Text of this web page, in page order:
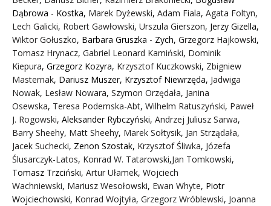
Dąbrowa - Kostka, Marek Dyżewski, Adam Fiala, Agata Foltyn,
Lech Galicki, Robert Gawłowski, Urszula Gierszon, Jerzy Gizella,
Wiktor Gołuszko, Barbara Gruszka - Zych, Grzegorz Hajkowski,
Tomasz Hrynacz, Gabriel Leonard Kamiński, Dominik
Kiepura, Grzegorz Kozyra, Krzysztof Kuczkowski, Zbigniew
Masternak, Dariusz Muszer, Krzysztof Niewrzęda, Jadwiga
Nowak, Lesław Nowara, Szymon Orzędała, Janina
Osewska, Teresa Podemska-Abt, Wilhelm Ratuszyński, Paweł
J. Rogowski, Aleksander Rybczyński, Andrzej Juliusz Sarwa,
Barry Sheehy, Matt Sheehy, Marek Sołtysik, Jan Strządała,
Jacek Suchecki, Zenon Szostak, Krzysztof Śliwka, Józefa
Ślusarczyk-Latos, Konrad W. Tatarowski,Jan Tomkowski,
Tomasz Trzciński, Artur Ułamek, Wojciech
Wachniewski, Mariusz Wesołowski, Ewan Whyte, Piotr
Wojciechowski, Konrad Wojtyła, Grzegorz Wróblewski, Joanna